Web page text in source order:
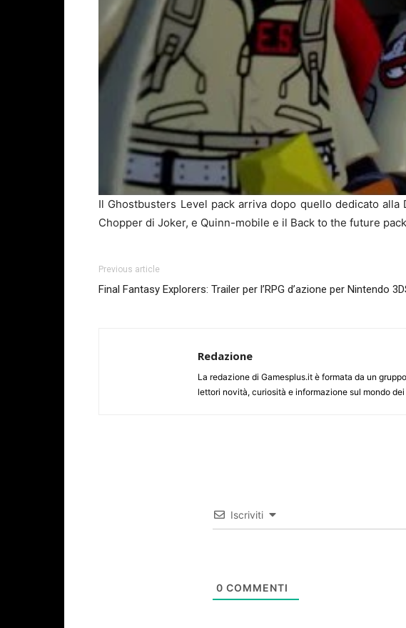
Il Ghostbusters Level pack arriva dopo quello dedicato
Chopper di Joker, e Quinn-mobile e il Back to the future
Previous article
Final Fantasy Explorers: Trailer per l’RPG d’azione per Nintendo
Redazione
La redazione di Gamesplus.it è formata da un
lettori novità, curiosità e informazione sul mondo
Iscriviti
0 COMMENTI